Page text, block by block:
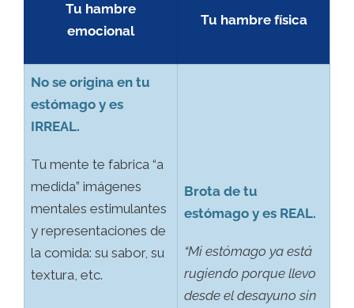
Tu hambre
emocional
Tu hambre física
No se origina en tu
estómago y es
IRREAL.
Tu mente te fabrica “a
medida” imágenes
mentales estimulantes
y representaciones de
la comida: su sabor, su
textura, etc.
Brota de tu
estómago y es REAL.
“Mi estómago ya está
rugiendo porque llevo
desde el desayuno sin